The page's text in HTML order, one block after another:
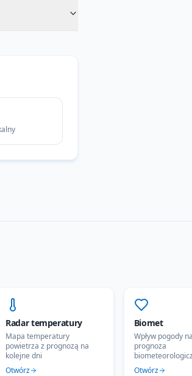
Radar temperatury
Mapa temperatury
powietrza z prognozą na
kolejne dni
Otwórz
Biomet
Wpływ pogody
prognoza
Otwórz